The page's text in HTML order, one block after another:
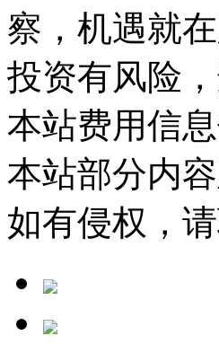
察，机遇就在
投资有风险
本站费用信
本站部分内
如有侵权，